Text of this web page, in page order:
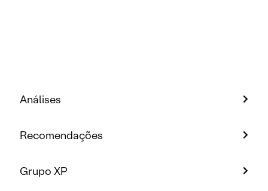
Análises
Recomendações
Grupo XP